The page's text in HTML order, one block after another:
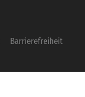
Barrierefreiheit